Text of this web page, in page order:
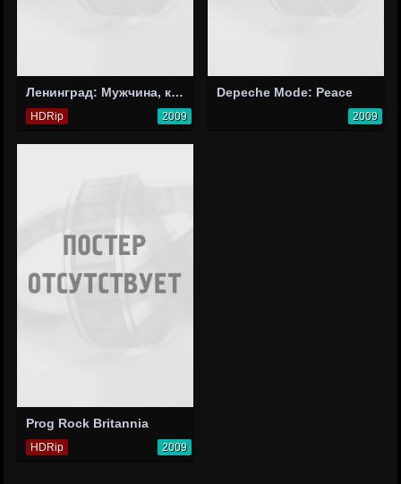
Ленинград: Мужчина, который поет
HDRip 2009
Depeche Mode: Peace
2009
Prog Rock Britannia
HDRip 2009